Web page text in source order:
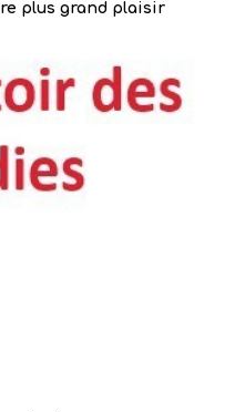
plus grand plaisir